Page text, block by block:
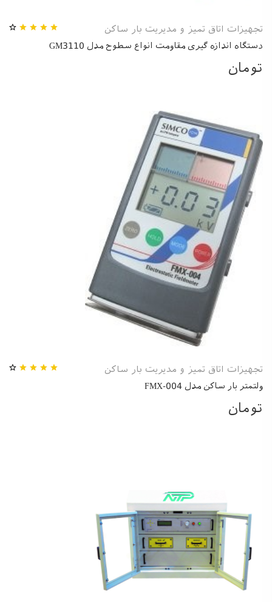
تجهیزات اتاق تمیز و مدیریت بار ساکن
دستگاه اندازه گیری مقاومت انواع سطوح مدل GM3110
تومان
تجهیزات اتاق تمیز و مدیریت بار ساکن
ولتمتر بار ساکن مدل FMX-004
تومان